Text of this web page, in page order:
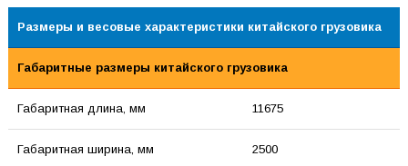
Размеры и весовые характеристики китайского грузовика
Габаритные размеры китайского грузовика
Габаритная длина, мм 11675
Габаритная ширина, мм 2500